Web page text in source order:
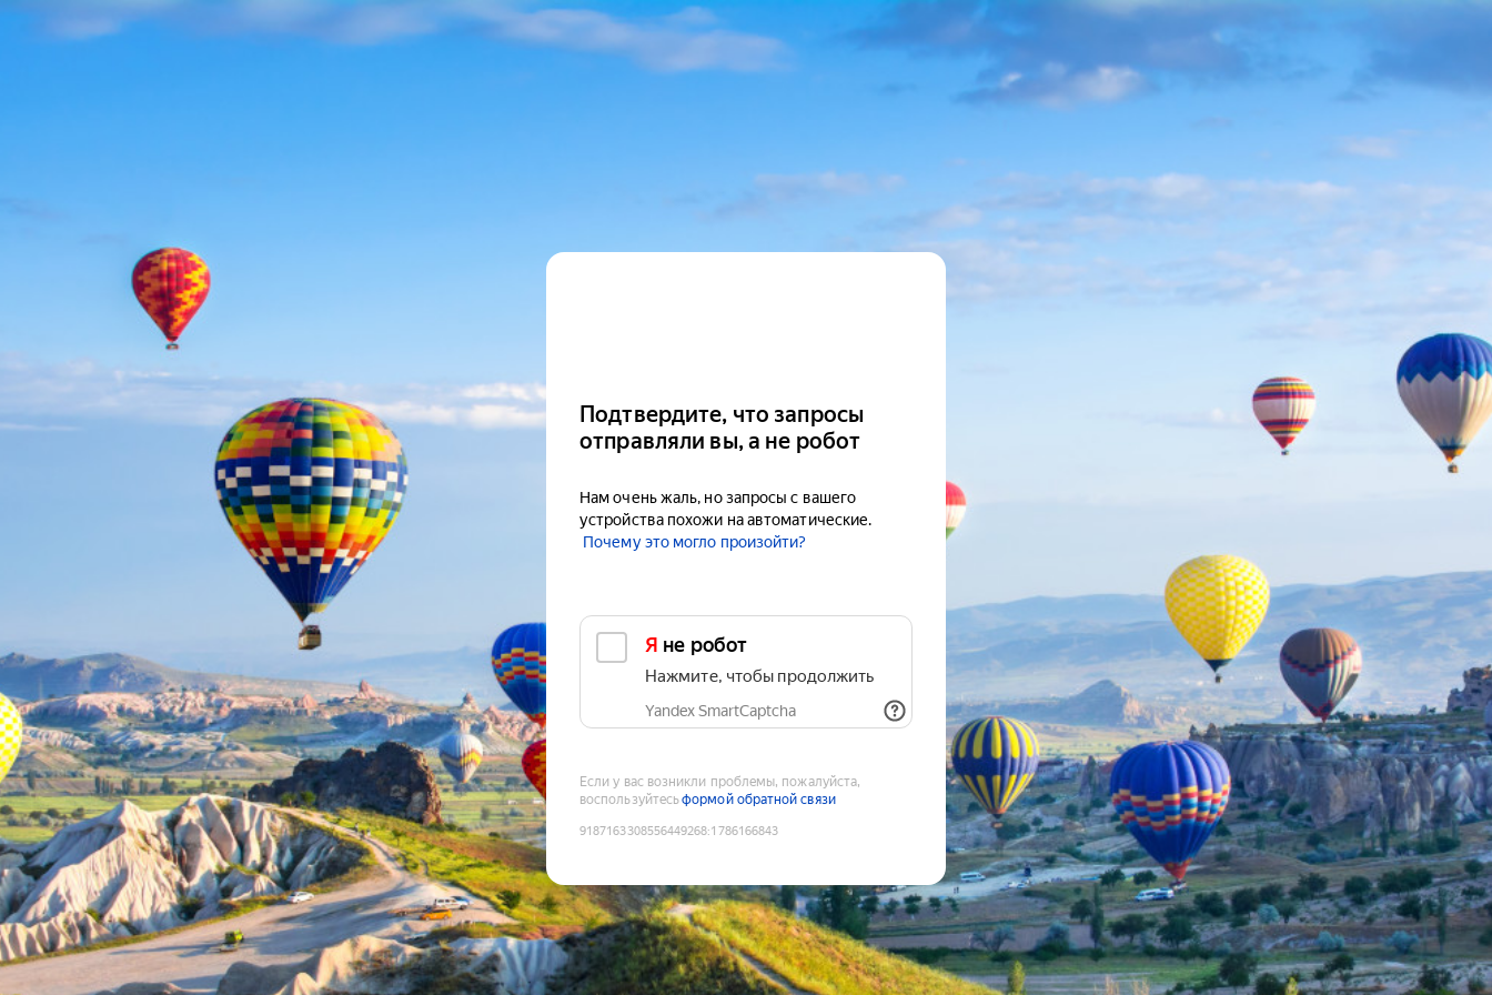
Подтвердите, что запросы
отправляли вы, а не робот
Нам очень жаль, но запросы с вашего
устройства похожи на автоматические.
Почему это могло произойти?
Я не робот
Нажмите, чтобы продолжить
Yandex SmartCaptcha
Если у вас возникли проблемы, пожалуйста,
воспользуйтесьформой обратной связи
9187163308556449268:1786166843